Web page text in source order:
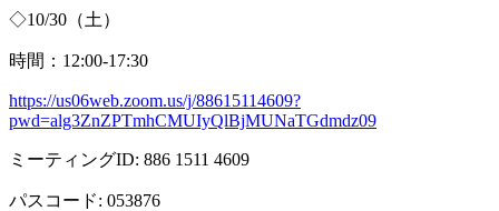
◇10/30 （土）
時間： 12:00-17:30
https://us06web.zoom.us/j/88615114609?
pwd=alg3ZnZPTmhCMUIyQlBjMUNaTGdmdz09
ミーティングID: 886 1511 4609
パスコード: 053876